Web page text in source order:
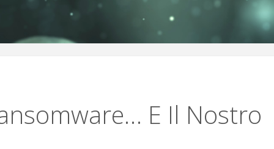
E Il Nostro